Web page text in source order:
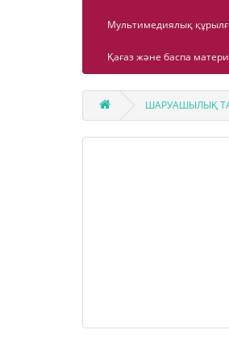
Мультимедиялық
Қағаз және баспа
ШАРУАШЫЛЫҚ